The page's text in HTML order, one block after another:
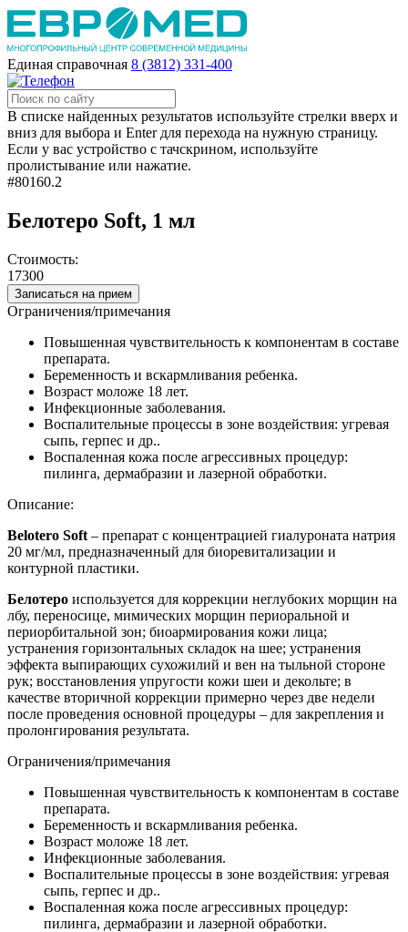
Единая справочная 8 (3812) 331-400
В списке найденных результатов используйте стрелки вверх и
вниз для выбора и Enter для перехода на нужную страницу.
Если у вас устройство с тачскрином, используйте
пролистывание или нажатие.
#80160.2
Белотеро Soft, 1 мл
Стоимость:
17300
Записаться на прием
Ограничения/примечания
Повышенная чувствительность к компонентам в составе
препарата.
Беременность и вскармливания ребенка.
Возраст моложе 18 лет.
Инфекционные заболевания.
Воспалительные процессы в зоне воздействия: угревая
сыпь, герпес и др..
Воспаленная кожа после агрессивных процедур:
пилинга, дермабразии и лазерной обработки.
Описание:
Belotero Soft – препарат с концентрацией гиалуроната натрия
20 мг/мл, предназначенный для биоревитализации и
контурной пластики.
Белотеро используется для коррекции неглубоких морщин на
лбу, переносице, мимических морщин периоральной и
периорбитальной зон; биоармирования кожи лица;
устранения горизонтальных складок на шее; устранения
эффекта выпирающих сухожилий и вен на тыльной стороне
рук; восстановления упругости кожи шеи и декольте; в
качестве вторичной коррекции примерно через две недели
после проведения основной процедуры – для закрепления и
пролонгирования результата.
Ограничения/примечания
Повышенная чувствительность к компонентам в составе
препарата.
Беременность и вскармливания ребенка.
Возраст моложе 18 лет.
Инфекционные заболевания.
Воспалительные процессы в зоне воздействия: угревая
сыпь, герпес и др..
Воспаленная кожа после агрессивных процедур:
пилинга, дермабразии и лазерной обработки.